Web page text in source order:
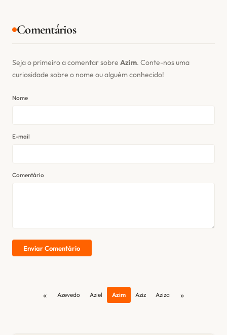
Comentários
Seja o primeiro a comentar sobre Azim. Conte-nos uma
curiosidade sobre o nome ou alguém conhecido!
Nome
E-mail
Comentário
Enviar Comentário
« Azevedo Aziel Azim Aziz Aziza »